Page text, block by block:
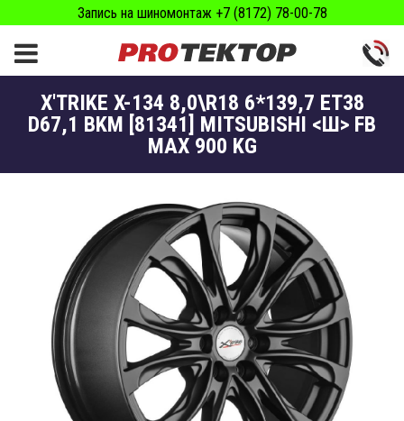
Запись на шиномонтаж +7 (8172) 78-00-78
X'TRIKE X-134 8,0\R18 6*139,7 ET38
D67,1 BKM [81341] MITSUBISHI <Ш> FB
MAX 900 KG